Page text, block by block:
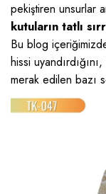
pekiştiren unsurlar
kutuların tatlı
Bu blog
hissi
merak edilen bazı